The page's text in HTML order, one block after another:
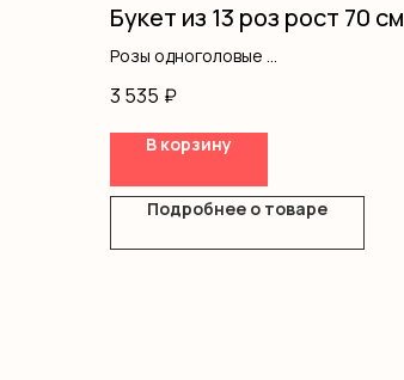
Букет из 13 роз рост 70 см
Розы одноголовые
3 535 ₽
В корзину
Подробнее о товаре